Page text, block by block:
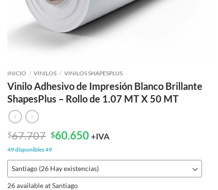
INICIO / VINILOS / VINILOS SHAPESPLUS
Vinilo Adhesivo de Impresión Blanco Brillante
ShapesPlus – Rollo de 1.07 MT X 50 MT
$67.707 El
precio
original
era:
$67.707.
$60.650El
es:
$60.650.
+IVA
49 disponibles49
26 available at Santiago